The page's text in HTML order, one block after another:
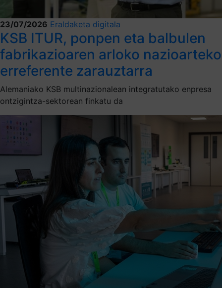
23/07/2026 Eraldaketa digitala
KSB ITUR, ponpen eta balbulen
fabrikazioaren arloko nazioarteko
erreferente zarauztarra
Alemaniako KSB multinazionalean integratutako enpresa
ontzigintza-sektorean finkatu da